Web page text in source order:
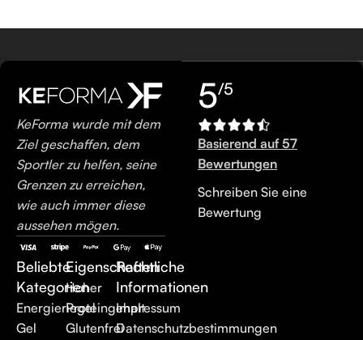
KeForma wurde mit dem
Ziel geschaffen, dem
Sportler zu helfen, seine
Grenzen zu erreichen,
wie auch immer diese
aussehen mögen.
Beliebte
Kategorien
Energieriegel
Gel
Eigenschaften
Hoher
Proteingehalt
Glutenfrei
Rechtliche
Informationen
Impressum
Datenschutzbestimmungen
5/5
Basierend auf 57
Bewertungen
Schreiben Sie eine
Bewertung